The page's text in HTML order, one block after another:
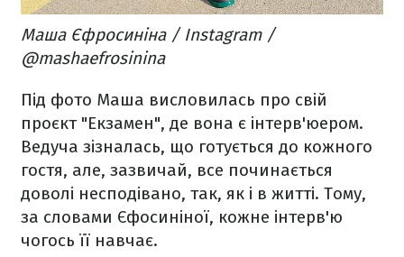
Маша Єфросиніна / Instagram /
@mashaefrosinina
Під фото Маша висловилась про свій
проєкт "Екзамен", де вона є інтерв'юером.
Ведуча зізналась, що готується до кожного
гостя, але, зазвичай, все починається
доволі несподівано, так, як і в житті. Тому,
за словами Єфосиніної, кожне інтерв'ю
чогось її навчає.